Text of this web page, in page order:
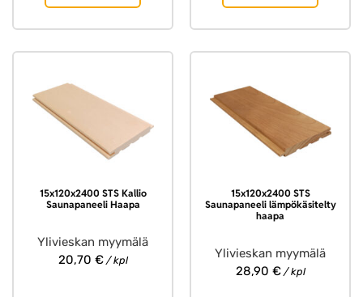
15x120x2400 STS Kallio
Saunapaneeli Haapa
Ylivieskan myymälä
20,70 €/ kpl
15x120x2400 STS
Saunapaneeli lämpökäsitelty
haapa
Ylivieskan myymälä
28,90 €/ kpl